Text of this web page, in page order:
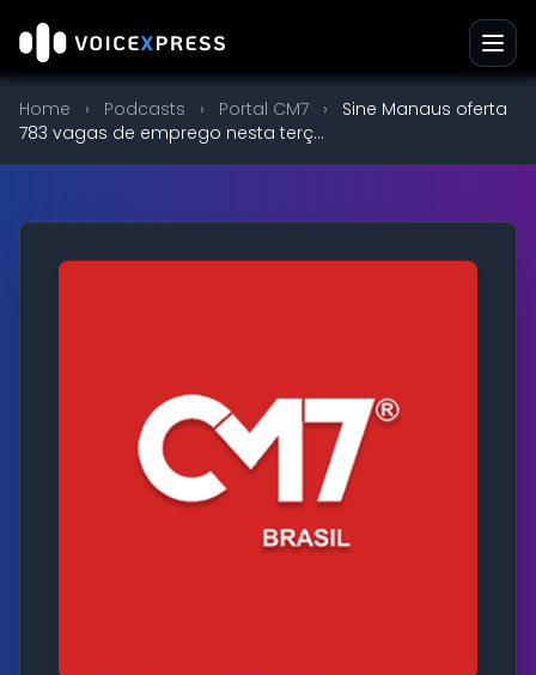
Home › Podcasts › Portal CM7 ›
Sine Manaus oferta
783 vagas de emprego nesta terç...